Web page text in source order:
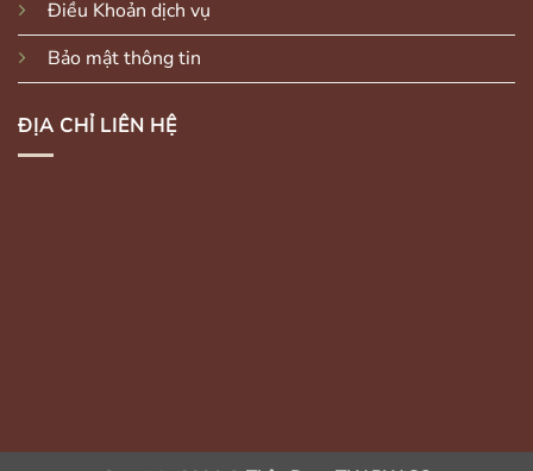
Điều Khoản dịch vụ
Bảo mật thông tin
ĐỊA CHỈ LIÊN HỆ